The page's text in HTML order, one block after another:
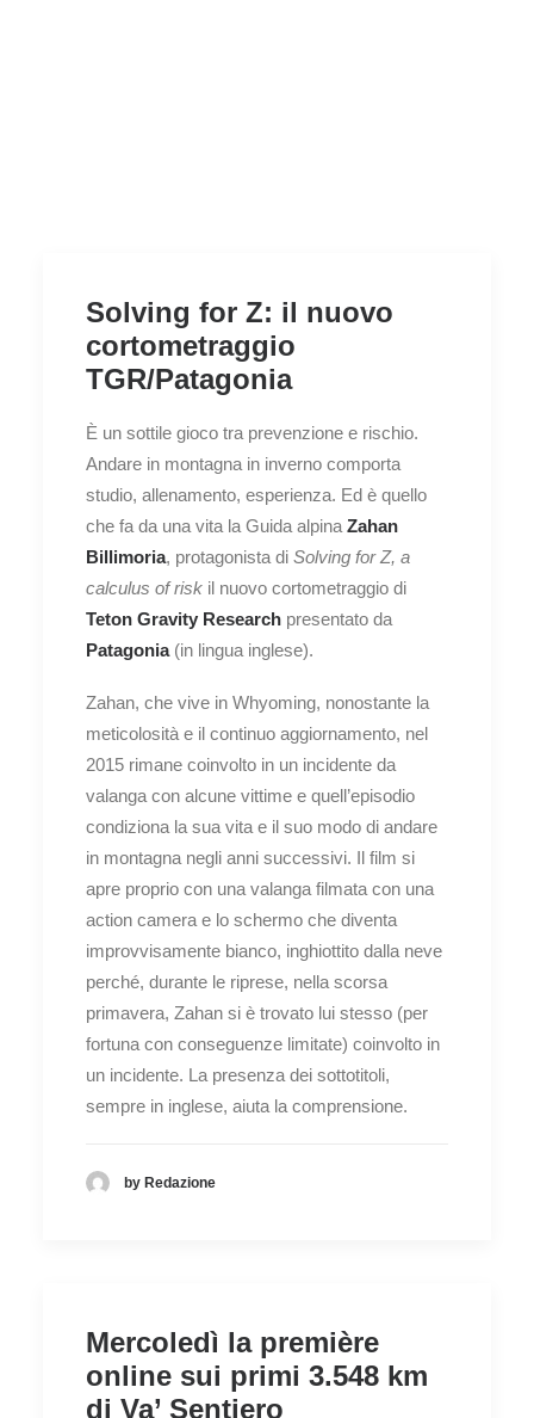
Solving for Z: il nuovo
cortometraggio
TGR/Patagonia
È un sottile gioco tra prevenzione e rischio.
Andare in montagna in inverno comporta
studio, allenamento, esperienza. Ed è quello
che fa da una vita la Guida alpina Zahan
Billimoria, protagonista di Solving for Z, a
calculus of risk il nuovo cortometraggio di
Teton Gravity Research presentato da
Patagonia(in lingua inglese).
Zahan, che vive in Whyoming, nonostante la
meticolosità e il continuo aggiornamento, nel
2015 rimane coinvolto in un incidente da
valanga con alcune vittime e quell’episodio
condiziona la sua vita e il suo modo di andare
in montagna negli anni successivi. Il film si
apre proprio con una valanga filmata con una
action camera e lo schermo che diventa
improvvisamente bianco, inghiottito dalla neve
perché, durante le riprese, nella scorsa
primavera, Zahan si è trovato lui stesso (per
fortuna con conseguenze limitate) coinvolto in
un incidente. La presenza dei sottotitoli,
sempre in inglese, aiuta la comprensione.
by Redazione
Mercoledì la première
online sui primi 3.548 km
di Va’ Sentiero